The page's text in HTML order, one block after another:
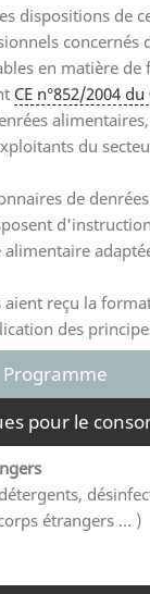
dispositions de
concernés
en matière de
CE n°852/2004
du
de
aient reçu la
des
Programme
pour le
étrangers ... )